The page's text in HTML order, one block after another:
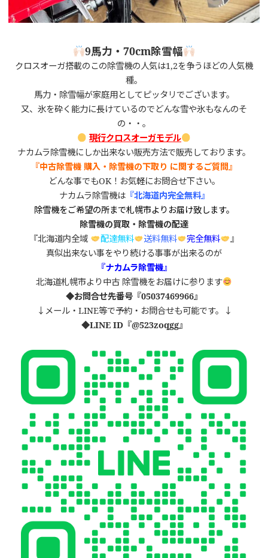
9馬力・70cm除雪幅
クロスオーガ搭載のこの除雪機の人気は1,2を争うほどの人気機
種。
馬力・除雪幅が家庭用としてピッタリでございます。
又、氷を砕く能力に長けているのでどんな雪や氷もなんのそ
の・・。
現行クロスオーガモデル
ナカムラ除雪機にしか出来ない販売方法で販売しております。
『中古除雪機 購入・除雪機の下取り に関するご質問』
どんな事でもOK！お気軽にお問合せ下さい。
ナカムラ除雪機は『北海道内完全無料』
除雪機をご希望の所まで札幌市よりお届け致します。
除雪機の買取・除雪機の配達
『北海道内全域
配達無料 送料無料 完全無料
』
真似出来ない事をやり続ける事事が出来るのが
『ナカムラ除雪機』
北海道札幌市より中古 除雪機をお届けに参ります
◆お問合せ先番号『05037469966』
↓メール・LINE等で予約・お問合せも可能です。↓
◆LINE ID『@523zoqgg』